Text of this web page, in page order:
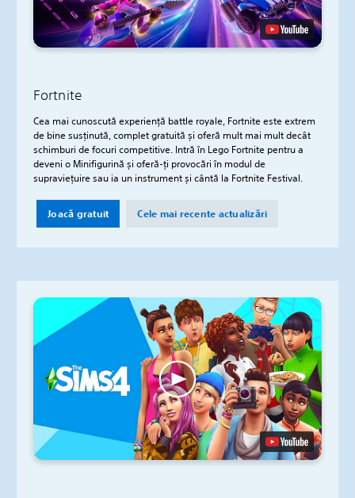
Fortnite
Cea mai cunoscută experiență battle royale, Fortnite este extrem
de bine susținută, complet gratuită și oferă mult mai mult decât
schimburi de focuri competitive. Intră în Lego Fortnite pentru a
deveni o Minifigurină și oferă-ți provocări în modul de
supraviețuire sau ia un instrument și cântă la Fortnite Festival.
Joacă gratuit Cele mai recente actualizări